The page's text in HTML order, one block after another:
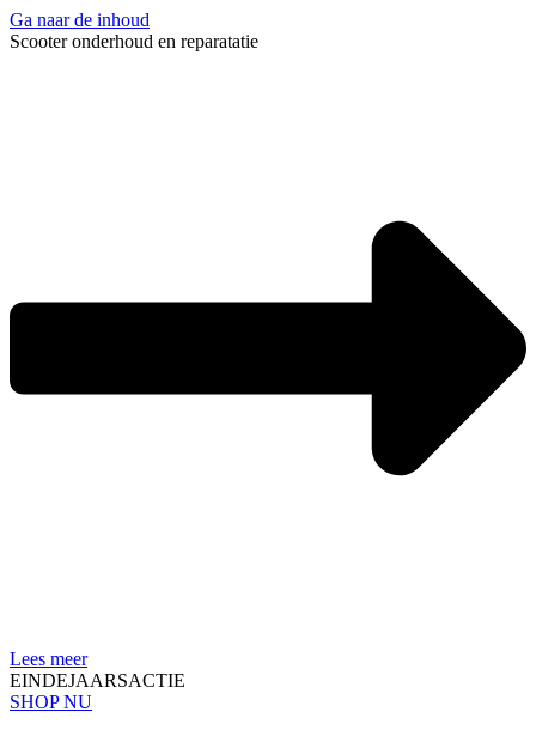
Ga naar de inhoud
Scooter onderhoud en reparatatie
Lees meer
EINDEJAARSACTIE
SHOP NU